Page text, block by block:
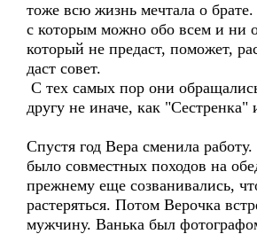
тоже всю жизнь мечтала о
с которым можно обо всем и ни
который не предаст, поможет,
даст совет.
С тех самых пор они
другу не иначе, как "Сестренка"
Спустя год Вера сменила
было совместных походов на
прежнему еще созванивались,
растеряться. Потом Верочка
мужчину. Ванька был